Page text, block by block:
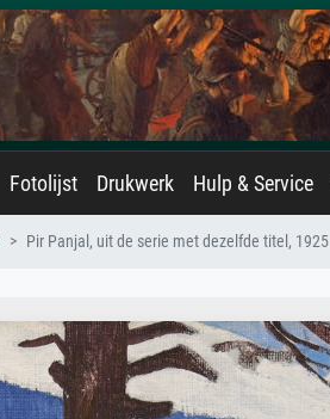
Fotolijst Drukwerk Hulp & Service
Pir Panjal, uit de serie met dezelfde titel, 1925